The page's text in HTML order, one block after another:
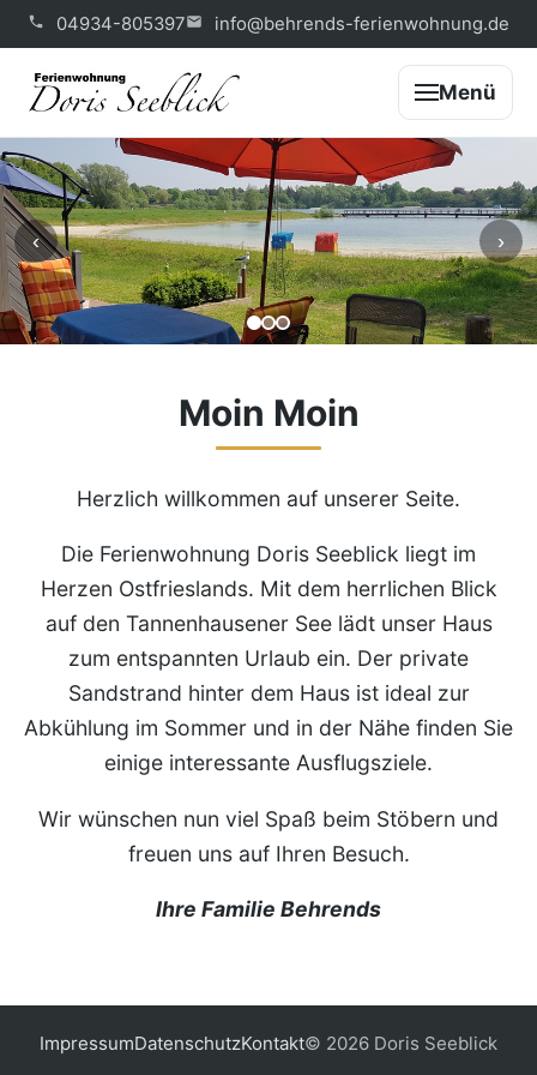
04934-805397 info@behrends-ferienwohnung.de
Menü
‹ ›
Moin Moin
Herzlich willkommen auf unserer Seite.
Die Ferienwohnung Doris Seeblick liegt im
Herzen Ostfrieslands. Mit dem herrlichen Blick
auf den Tannenhausener See lädt unser Haus
zum entspannten Urlaub ein. Der private
Sandstrand hinter dem Haus ist ideal zur
Abkühlung im Sommer und in der Nähe finden Sie
einige interessante Ausflugsziele.
Wir wünschen nun viel Spaß beim Stöbern und
freuen uns auf Ihren Besuch.
Ihre Familie Behrends
ImpressumDatenschutzKontakt© 2026 Doris Seeblick